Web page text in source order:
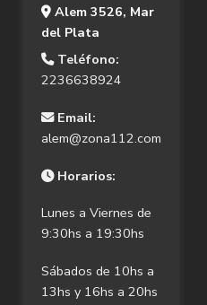
Alem 3526, Mar
del Plata
Teléfono:
2236638924
Email:
alem@zona112.com
Horarios:
Lunes a Viernes de
9:30hs a 19:30hs
Sábados de 10hs a
13hs y 16hs a 20hs